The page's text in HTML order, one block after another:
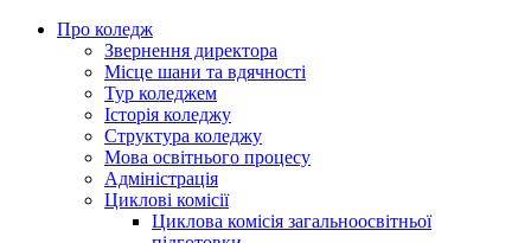
Про коледж
Звернення директора
Місце шани та вдячності
Тур коледжем
Історія коледжу
Структура коледжу
Мова освітнього процесу
Адміністрація
Циклові комісії
Циклова комісія загальноосвітньої